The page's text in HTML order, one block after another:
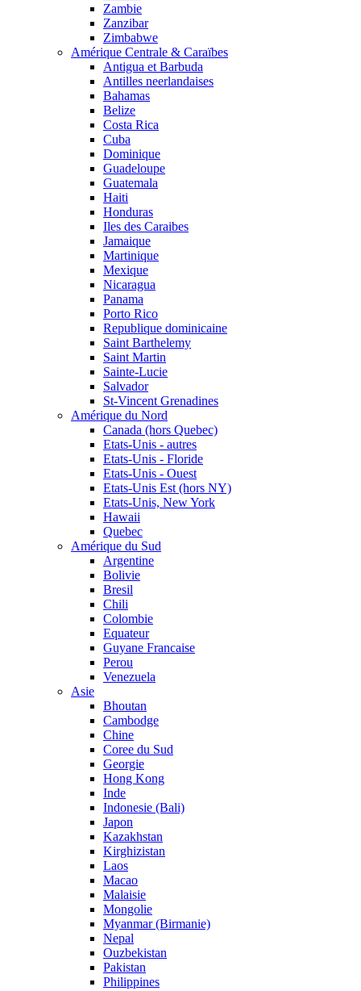
Zambie
Zanzibar
Zimbabwe
Amérique Centrale & Caraïbes
Antigua et Barbuda
Antilles neerlandaises
Bahamas
Belize
Costa Rica
Cuba
Dominique
Guadeloupe
Guatemala
Haiti
Honduras
Iles des Caraibes
Jamaique
Martinique
Mexique
Nicaragua
Panama
Porto Rico
Republique dominicaine
Saint Barthelemy
Saint Martin
Sainte-Lucie
Salvador
St-Vincent Grenadines
Amérique du Nord
Canada (hors Quebec)
Etats-Unis - autres
Etats-Unis - Floride
Etats-Unis - Ouest
Etats-Unis Est (hors NY)
Etats-Unis, New York
Hawaii
Quebec
Amérique du Sud
Argentine
Bolivie
Bresil
Chili
Colombie
Equateur
Guyane Francaise
Perou
Venezuela
Asie
Bhoutan
Cambodge
Chine
Coree du Sud
Georgie
Hong Kong
Inde
Indonesie (Bali)
Japon
Kazakhstan
Kirghizistan
Laos
Macao
Malaisie
Mongolie
Myanmar (Birmanie)
Nepal
Ouzbekistan
Pakistan
Philippines